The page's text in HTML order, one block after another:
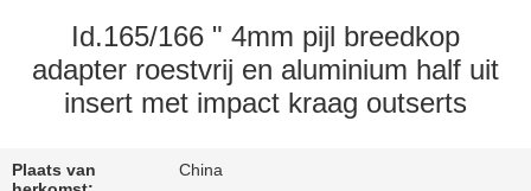
KWALITEITSCONTROLE
CONTACTEER
Id.165/166 " 4mm pijl breedkop
adapter roestvrij en aluminium half uit
insert met impact kraag outserts
Plaats van
China